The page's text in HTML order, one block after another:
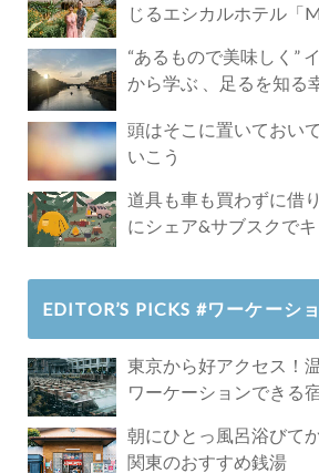
じるエシカルホテル「
“あるもので美味しく”
から学ぶ 、足るを知る
頭はそこに置いておい
いこう
道具も車も買わずに借
にシェア&サブスクで
EDITOR’S PICKS #ワーケーシ
東京から好アクセス！
ワーケーションできる
朝にひとっ風呂浴びて
関東のおすすめ銭湯